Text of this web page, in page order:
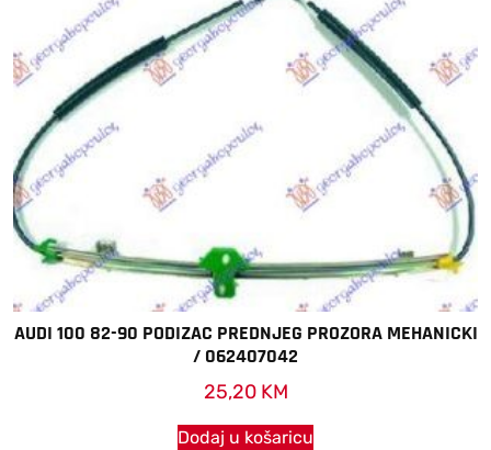
AUDI 100 82-90 PODIZAC PREDNJEG PROZORA MEHANICKI
/ 062407042
25,20 KM
Dodaj u košaricu